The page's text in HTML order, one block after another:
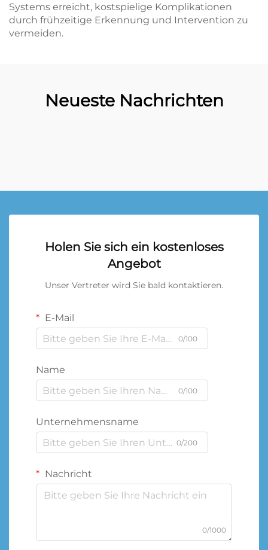
Systems erreicht, kostspielige Komplikationen
durch frühzeitige Erkennung und Intervention zu
vermeiden.
Neueste Nachrichten
Holen Sie sich ein kostenloses
Angebot
Unser Vertreter wird Sie bald kontaktieren.
E-Mail
0/100
Name
0/100
Unternehmensname
0/200
Nachricht
0/1000